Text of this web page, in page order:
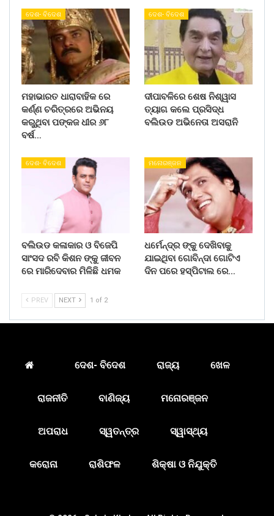
ଦେଶ- ବିଦେଶ
ମହାଭାରତ ଧାରାବାହିକ ରେ
କର୍ଣ୍ଣ ଚରିତ୍ରରେ ଅଭିନୟ
କରୁଥିବା ପଙ୍କଜ ଧୀର ୬୮
ବର୍ଷ…
ଦେଶ- ବିଦେଶ
ଦୀପାବଳିରେ ଶେଷ ନିଶ୍ୱାସ
ତ୍ୟାଗ କଲେ ପ୍ରସିଦ୍ଧ
ବଲିଉଡ ଅଭିନେତା ଅସରାନି
ଦେଶ- ବିଦେଶ
ବଲିଉଡ କଳାକାର ଓ ବିଜେପି
ସାଂସଦ ରବି କିଶନ ଙ୍କୁ ଜୀବନ
ରେ ମାରିଦେବାର ମିଳିଛି ଧମକ
ମନୋରଞ୍ଜନ
ଧର୍ମେନ୍ଦ୍ର ଙ୍କୁ ଦେଖିବାକୁ
ଯାଇଥିବା ଗୋବିନ୍ଦା ଗୋଟିଏ
ଦିନ ପରେ ହସ୍ପିଟାଲ ରେ…
PREV NEXT 1 of 2
ଦେଶ- ବିଦେଶ ରାଜ୍ୟ ଖେଳ
ରାଜନୀତି ବାଣିଜ୍ୟ ମନୋରଞ୍ଜନ
ଅପରାଧ ସ୍ୱତନ୍ତ୍ର ସ୍ୱାସ୍ଥ୍ୟ
କରୋନା ରାଶିଫଳ ଶିକ୍ଷା ଓ ନିଯୁକ୍ତି